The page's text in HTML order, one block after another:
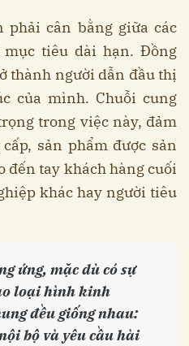
phải cân bằng giữa các
tiêu dài hạn. Đồng
thành người dẫn đầu thị
của mình. Chuỗi cung
trong việc này, đảm
sản phẩm được sản
đến tay khách hàng cuối
khác hay người tiêu
ứng, mặc dù có sự
loại hình kinh
đều giống nhau:
bộ và yêu cầu hài